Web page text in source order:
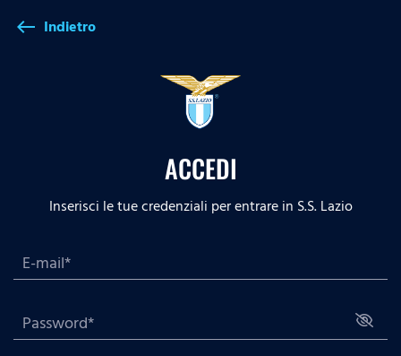
west Indietro
ACCEDI
Inserisci le tue credenziali per entrare in S.S. Lazio